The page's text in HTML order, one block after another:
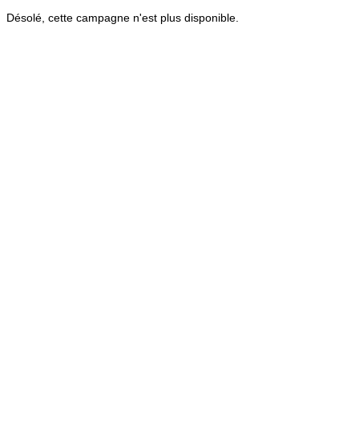
Désolé, cette campagne n'est plus disponible.